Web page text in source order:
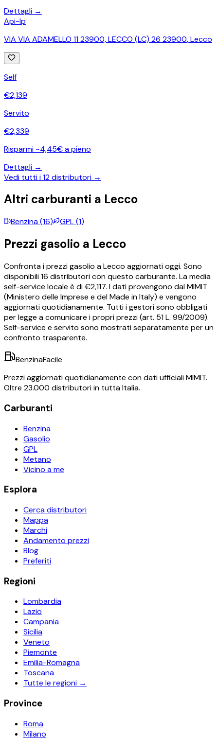
Dettagli →
Api-Ip
VIA VIA ADAMELLO 11 23900, LECCO (LC) 26 23900,Lecco
Self
€2,139
Servito
€2,339
Risparmi ~4,45€ a pieno
Dettagli →
Vedi tutti i12distributori →
Altri carburanti a Lecco
Benzina(16) GPL(1)
Prezzi gasolio a Lecco
Confronta i prezzigasolio aLecco aggiornati oggi. Sono
disponibili16 distributori con questo carburante. La media
self-service locale è di €2,117. I dati provengono dal MIMIT
(Ministero delle Imprese e del Made in Italy) e vengono
aggiornati quotidianamente. Tutti i gestori sono obbligati
per legge a comunicare i propri prezzi (art. 51 L. 99/2009).
Self-service e servito sono mostrati separatamente per un
confronto trasparente.
BenzinaFacile
Prezzi aggiornati quotidianamente con dati ufficiali MIMIT.
Oltre 23.000 distributori in tutta Italia.
Carburanti
Benzina
Gasolio
GPL
Metano
Vicino a me
Esplora
Cerca distributori
Mappa
Marchi
Andamento prezzi
Blog
Preferiti
Regioni
Lombardia
Lazio
Campania
Sicilia
Veneto
Piemonte
Emilia-Romagna
Toscana
Tutte le regioni →
Province
Roma
Milano